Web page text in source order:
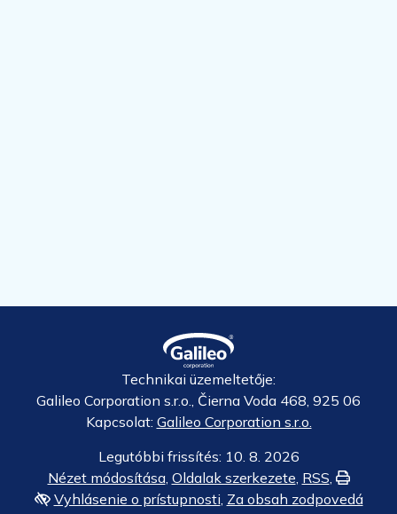
Technikai üzemeltetője:
Galileo Corporation s.r.o., Čierna Voda 468, 925 06
Kapcsolat: Galileo Corporation s.r.o.
Legutóbbi frissítés: 10. 8. 2026
Nézet módosítása, Oldalak szerkezete RSS
Vyhlásenie o prístupnosti Za obsah zodpovedá